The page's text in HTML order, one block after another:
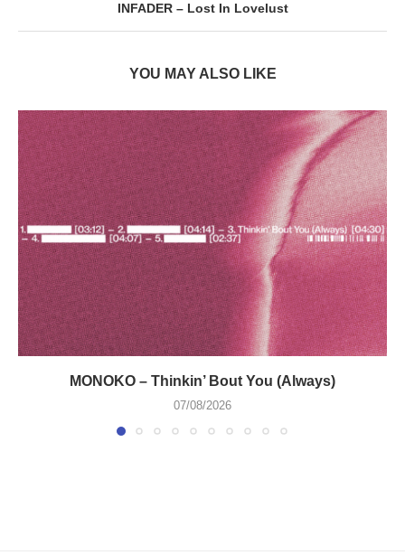
INFADER – Lost In Lovelust
YOU MAY ALSO LIKE
MONOKO – Thinkin’ Bout You (Always)
07/08/2026